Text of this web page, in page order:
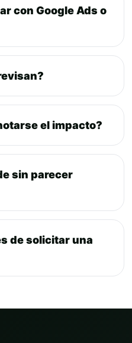
con Google Ads o
el impacto?
sin parecer
de solicitar una